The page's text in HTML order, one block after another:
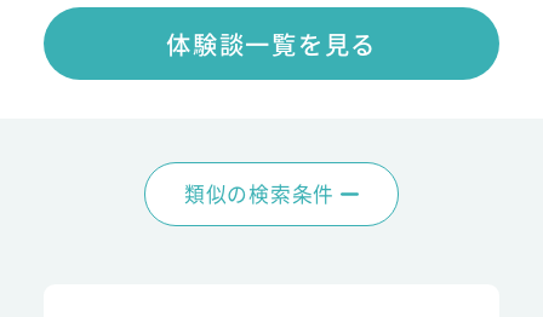
体験談一覧を見る
類似の検索条件